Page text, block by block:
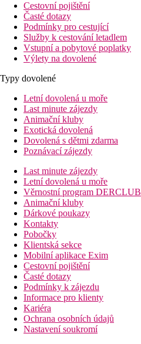
Cestovní pojištění
Časté dotazy
Podmínky pro cestující
Služby k cestování letadlem
Vstupní a pobytové poplatky
Výlety na dovolené
Typy dovolené
Letní dovolená u moře
Last minute zájezdy
Animační kluby
Exotická dovolená
Dovolená s dětmi zdarma
Poznávací zájezdy
Last minute zájezdy
Letní dovolená u moře
Věrnostní program DERCLUB
Animační kluby
Dárkové poukazy
Kontakty
Pobočky
Klientská sekce
Mobilní aplikace Exim
Cestovní pojištění
Časté dotazy
Podmínky k zájezdu
Informace pro klienty
Kariéra
Ochrana osobních údajů
Nastavení soukromí